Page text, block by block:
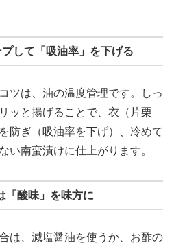
して「吸油率」を下げる
ツは、油の温度管理です。しっ
ッと揚げることで、衣（片栗
防ぎ（吸油率を下げ）、冷めて
い南蛮漬けに仕上がります。
「酸味」を味方に
は、減塩醤油を使うか、お酢の